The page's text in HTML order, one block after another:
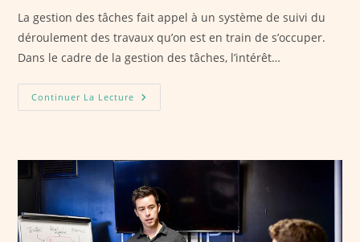
La gestion des tâches fait appel à un système de suivi du
déroulement des travaux qu’on est en train de s’occuper.
Dans le cadre de la gestion des tâches, l’intérêt…
Continuer La Lecture Le
Logiciel
Faut